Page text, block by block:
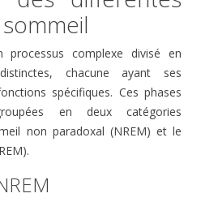
complexe divisé en
chacune ayant ses
spécifiques. Ces phases
en deux catégories
non paradoxal (NREM) et le